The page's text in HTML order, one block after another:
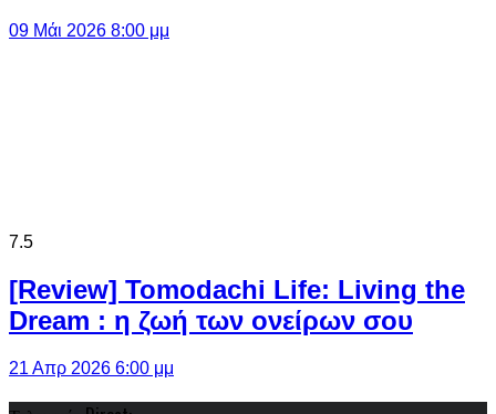
09 Μάι 2026 8:00 μμ
7.5
[Review] Tomodachi Life: Living the
Dream : η ζωή των ονείρων σου
21 Απρ 2026 6:00 μμ